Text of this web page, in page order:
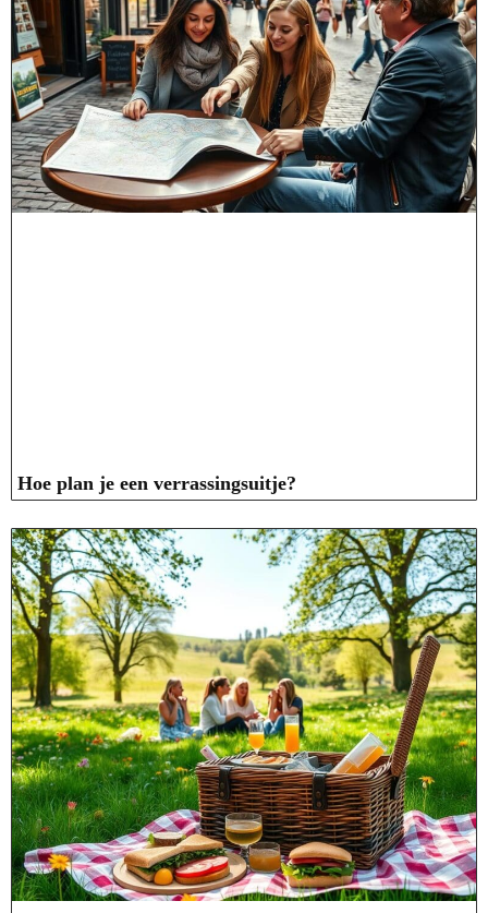
Hoe plan je een verrassingsuitje?